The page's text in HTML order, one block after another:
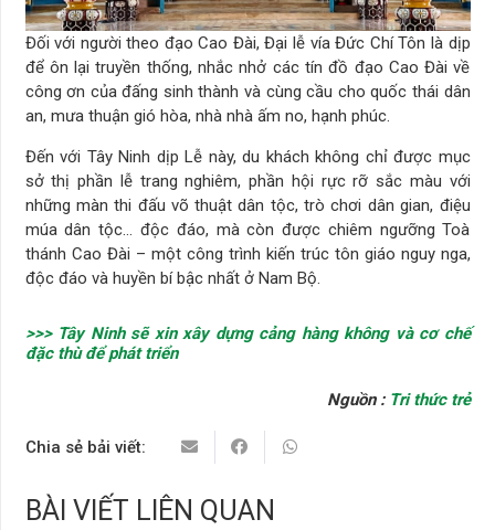
Đối với người theo đạo Cao Đài, Đại lễ vía Đức Chí Tôn là dịp
để ôn lại truyền thống, nhắc nhở các tín đồ đạo Cao Đài về
công ơn của đấng sinh thành và cùng cầu cho quốc thái dân
an, mưa thuận gió hòa, nhà nhà ấm no, hạnh phúc.
Đến với Tây Ninh dịp Lễ này, du khách không chỉ được mục
sở thị phần lễ trang nghiêm, phần hội rực rỡ sắc màu với
những màn thi đấu võ thuật dân tộc, trò chơi dân gian, điệu
múa dân tộc… độc đáo, mà còn được chiêm ngưỡng Toà
thánh Cao Đài – một công trình kiến trúc tôn giáo nguy nga,
độc đáo và huyền bí bậc nhất ở Nam Bộ.
>>> Tây Ninh sẽ xin xây dựng cảng hàng không và cơ chế
đặc thù để phát triển
Nguồn : Tri thức trẻ
Chia sẻ bải viết:
BÀI VIẾT LIÊN QUAN